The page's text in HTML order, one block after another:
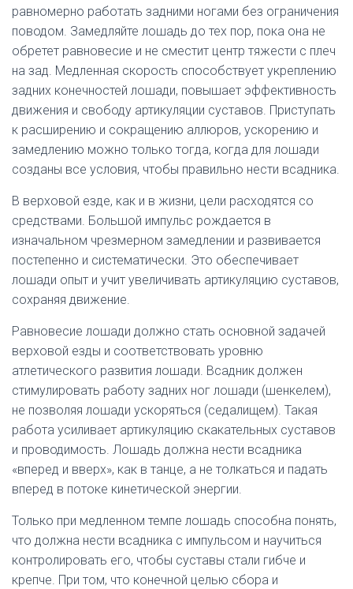
равномерно работать задними ногами без ограничения
поводом. Замедляйте лошадь до тех пор, пока она не
обретет равновесие и не сместит центр тяжести с плеч
на зад. Медленная скорость способствует укреплению
задних конечностей лошади, повышает эффективность
движения и свободу артикуляции суставов. Приступать
к расширению и сокращению аллюров, ускорению и
замедлению можно только тогда, когда для лошади
созданы все условия, чтобы правильно нести всадника.
В верховой езде, как и в жизни, цели расходятся со
средствами. Большой импульс рождается в
изначальном чрезмерном замедлении и развивается
постепенно и систематически. Это обеспечивает
лошади опыт и учит увеличивать артикуляцию суставов,
сохраняя движение.
Равновесие лошади должно стать основной задачей
верховой езды и соответствовать уровню
атлетического развития лошади. Всадник должен
стимулировать работу задних ног лошади (шенкелем),
не позволяя лошади ускоряться (седалищем). Такая
работа усиливает артикуляцию скакательных суставов
и проводимость. Лошадь должна нести всадника
«вперед и вверх», как в танце, а не толкаться и падать
вперед в потоке кинетической энергии.
Только при медленном темпе лошадь способна понять,
что должна нести всадника с импульсом и научиться
контролировать его, чтобы суставы стали гибче и
крепче. При том, что конечной целью сбора и